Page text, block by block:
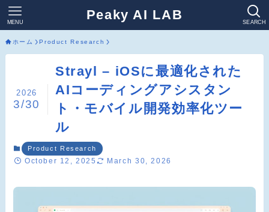
Peaky AI LAB SEARCH
MENU
ホーム Product Research
Strayl – iOSに最適化された
AIコーディングアシスタン
ト・モバイル開発効率化ツー
ル
2026
3/30
Product Research
October 12, 2025 March 30, 2026